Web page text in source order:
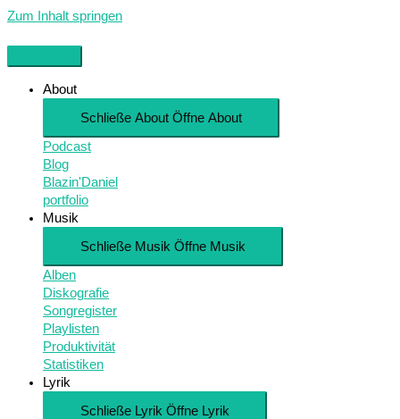
Zum Inhalt springen
About
Schließe About Öffne About
Podcast
Blog
Blazin'Daniel
portfolio
Musik
Schließe Musik Öffne Musik
Alben
Diskografie
Songregister
Playlisten
Produktivität
Statistiken
Lyrik
Schließe Lyrik Öffne Lyrik